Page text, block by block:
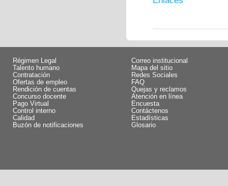
Régimen Legal
Talento humano
Contratación
Ofertas de empleo
Rendición de cuentas
Concurso docente
Pago Virtual
Control interno
Calidad
Buzón de notificaciones
Correo institucional
Mapa del sitio
Redes Sociales
FAQ
Quejas y reclamos
Atención en línea
Encuesta
Contáctenos
Estadísticas
Glosario